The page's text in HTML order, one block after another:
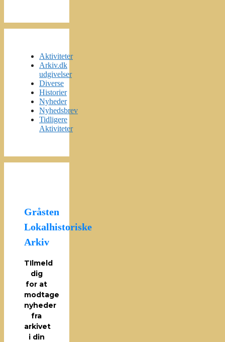
Aktiviteter
Arkiv.dk
udgivelser
Diverse
Historier
Nyheder
Nyhedsbrev
Tidligere
Aktiviteter
Gråsten
Lokalhistoriske
Arkiv
TIlmeld
dig
for at
modtage
nyheder
fra
arkivet
i din